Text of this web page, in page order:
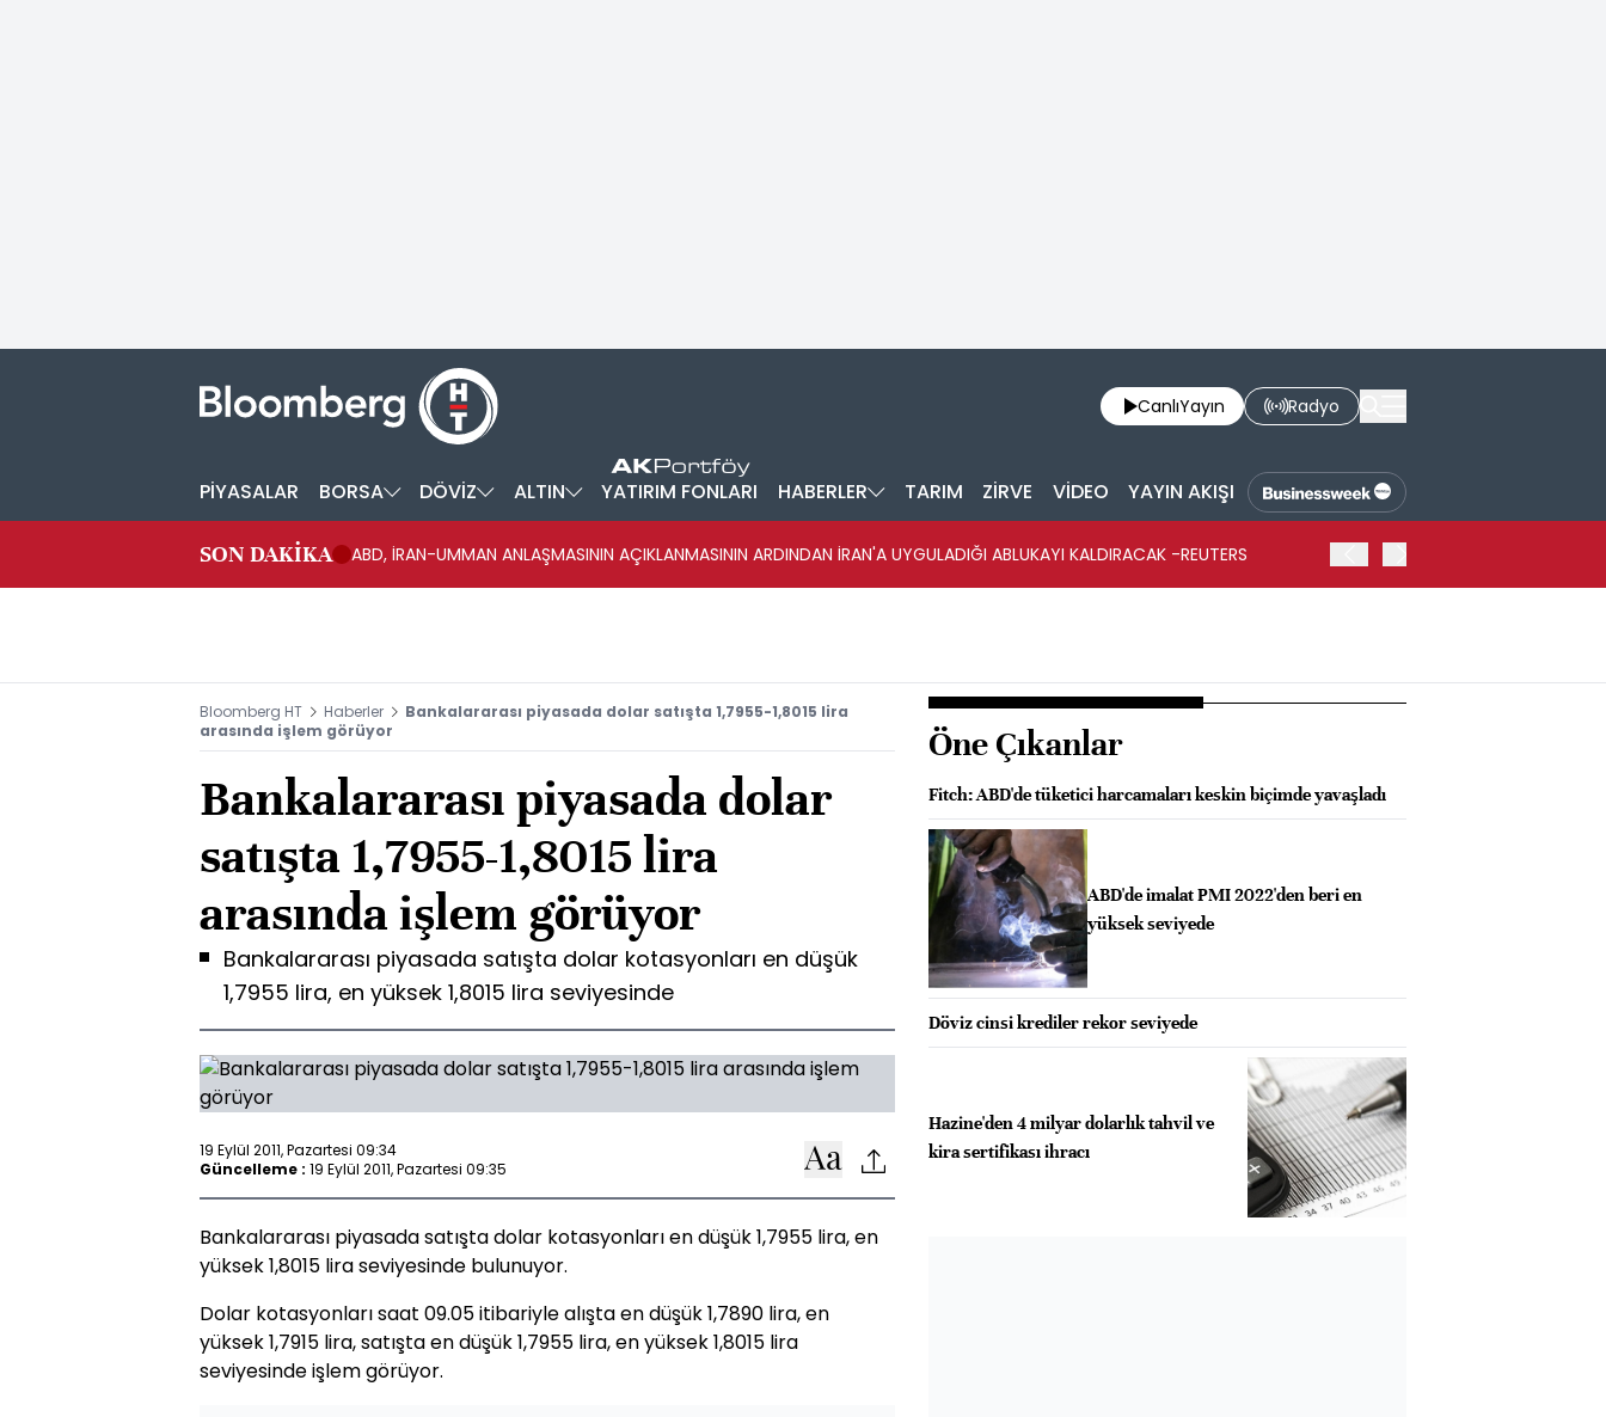
CanlıYayın Radyo
PİYASALAR BORSA DÖVİZ ALTIN YATIRIM FONLARI HABERLER TARIM ZİRVE VİDEO YAYIN AKIŞI
SON DAKİKA ABD, İRAN-UMMAN ANLAŞMASININ AÇIKLANMASININ ARDINDAN İRAN'A UYGULADIĞI ABLUKAYI KALDIRACAK -REUTERS
Bloomberg HT Haberler
Bankalararası piyasada dolar satışta 1,7955-1,8015 lira
arasında işlem görüyor
Bankalararası piyasada dolar
satışta 1,7955-1,8015 lira
arasında işlem görüyor
Bankalararası piyasada satışta dolar kotasyonları en düşük
1,7955 lira, en yüksek 1,8015 lira seviyesinde
19 Eylül 2011, Pazartesi 09:34
Güncelleme : 19 Eylül 2011, Pazartesi 09:35
Bankalararası piyasada satışta dolar kotasyonları en düşük 1,7955 lira, en
yüksek 1,8015 lira seviyesinde bulunuyor.
Dolar kotasyonları saat 09.05 itibariyle alışta en düşük 1,7890 lira, en
yüksek 1,7915 lira, satışta en düşük 1,7955 lira, en yüksek 1,8015 lira
seviyesinde işlem görüyor.
Öne Çıkanlar
Fitch: ABD'de tüketici harcamaları keskin biçimde yavaşladı
ABD'de imalat PMI 2022'den beri en
yüksek seviyede
Döviz cinsi krediler rekor seviyede
Hazine'den 4 milyar dolarlık tahvil ve
kira sertifikası ihracı